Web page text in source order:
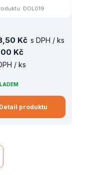
DOL019
50 Kč s DPH / ks
00 Kč
/ ks
Detail produktu